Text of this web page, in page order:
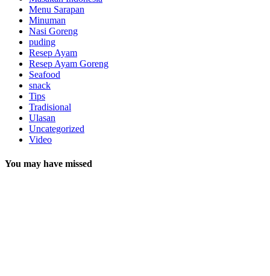
Menu Sarapan
Minuman
Nasi Goreng
puding
Resep Ayam
Resep Ayam Goreng
Seafood
snack
Tips
Tradisional
Ulasan
Uncategorized
Video
You may have missed